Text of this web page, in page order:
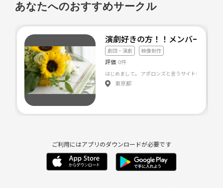
イラストレーターや作曲家
カメラマンや編集
監督や脚本家
音声や照明
美術やメイク
演者や声優など
料理人や事務員
様々なクリエイターが集まって
使っていただいても構いません
月１映画会やゲーム会などもやります
あなたへのおすすめサークル
演劇好きの方！！メンバー募集
劇団・演劇 映像制作
評価 0件
東京都
ご利用にはアプリのダウンロードが必要です